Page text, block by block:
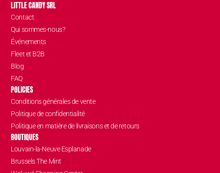
LITTLE CANDY SRL
Contact
Qui sommes-nous?
Événements
Fleet et B2B
Blog
FAQ
POLICIES
Conditions générales de vente
Politique de confidentialité
Politique en matière de livraisons et de retours
BOUTIQUES
Louvain-la-Neuve Esplanade
Brussels The Mint